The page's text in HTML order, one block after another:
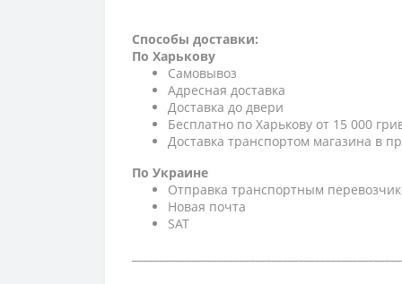
Способы доставки:
По Харькову
Самовывоз
Адресная доставка
Доставка до двери
Бесплатно по Харькову от 15 000
Доставка транспортом магазина в
По Украине
Отправка транспортным
Новая почта
SAT